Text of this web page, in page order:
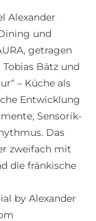
Alexander
und
getragen
Bätz und
– Küche als
Entwicklung
Sensorik-
Das
zweifach mit
die fränkische
by Alexander